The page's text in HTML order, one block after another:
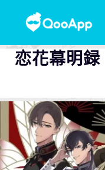
恋花幕明録